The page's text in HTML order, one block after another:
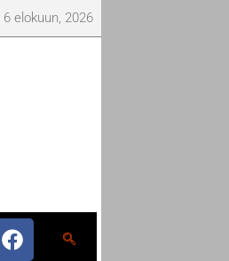
6 elokuun, 2026